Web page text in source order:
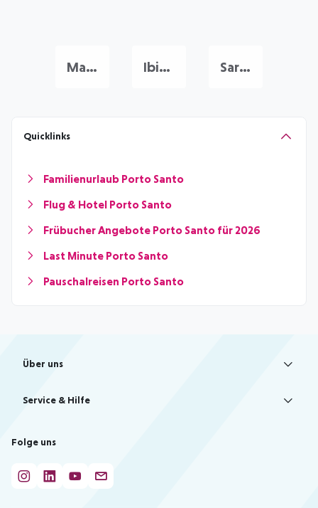
Mallorca Urlaub Ibiza Urlaub Sardinien Urlaub
Quicklinks
Familienurlaub Porto Santo
Flug & Hotel Porto Santo
Frübucher Angebote Porto Santo für 2026
Last Minute Porto Santo
Pauschalreisen Porto Santo
Über uns
Bestpreisgarantie
Cookie-Richtlinie
Fakten
Service & Hilfe
Barrierefreies Reisen
FAQ
HanseMerkur Reiseversicherung
Folge uns